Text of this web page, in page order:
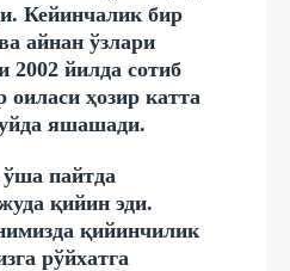
Кейинчалик бир
айнан ўзлари
2002 йилда сотиб
ҳозир катта
яшашади.
пайтда
қийин эди.
қийинчилик
рўйхатга